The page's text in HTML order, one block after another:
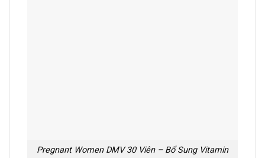
Pregnant Women DMV 30 Viên – Bổ Sung Vitamin